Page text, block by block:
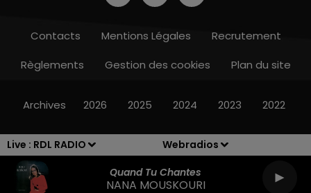
Live : RDL RADIO
Webradios
Quand Tu Chantes
NANA MOUSKOURI
13h00 - 16h00
Contacts Mentions Légales
Recrutement
Règlements
Gestion des cookies Plan du site
Archives 2026 2025 2024 2023 2022